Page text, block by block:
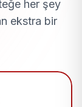
her şey
ekstra bir